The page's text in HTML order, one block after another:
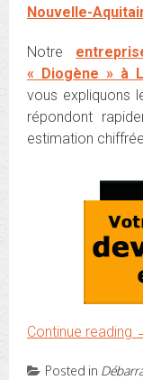
Nouvelle-
Notre
« Diogène » à
vous expliquons
répondont
estimation
Continue reading
Posted in